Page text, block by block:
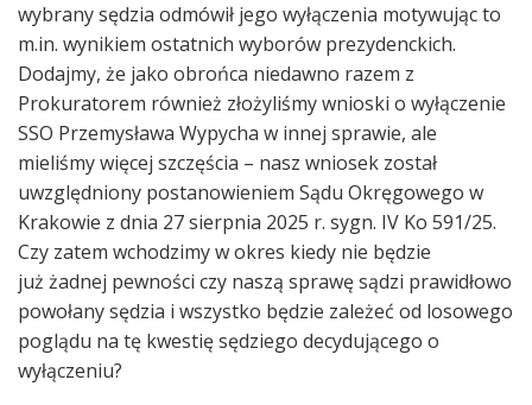
wybrany sędzia odmówił jego wyłączenia motywując to
m.in. wynikiem ostatnich wyborów prezydenckich.
Dodajmy, że jako obrońca niedawno razem z
Prokuratorem również złożyliśmy wnioski o wyłączenie
SSO Przemysława Wypycha w innej sprawie, ale
mieliśmy więcej szczęścia – nasz wniosek został
uwzględniony postanowieniem Sądu Okręgowego w
Krakowie z dnia 27 sierpnia 2025 r. sygn. IV Ko 591/25.
Czy zatem wchodzimy w okres kiedy nie będzie
już żadnej pewności czy naszą sprawę sądzi prawidłowo
powołany sędzia i wszystko będzie zależeć od losowego
poglądu na tę kwestię sędziego decydującego o
wyłączeniu?